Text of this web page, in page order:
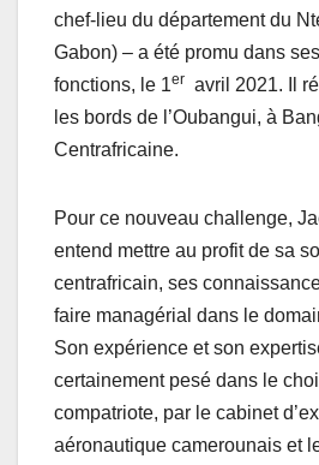
chef-lieu du département du
Gabon) – a été promu dans
fonctions, le 1er avril 2021. Il
les bords de l’Oubangui, à
Centrafricaine.
Pour ce nouveau challenge,
entend mettre au profit de sa
centrafricain, ses
faire managérial dans le
Son expérience et son
certainement pesé dans le
compatriote, par le cabinet
aéronautique camerounais et